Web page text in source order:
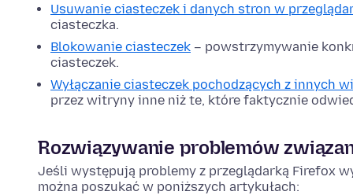
Usuwanie ciasteczek i danych stron w
ciasteczka.
Blokowanie ciasteczek – powstrzymywanie
ciasteczek.
Wyłączanie ciasteczek pochodzących z innych
przez witryny inne niż te, które faktycznie
Rozwiązywanie problemów
Jeśli występują problemy z przeglądarką Firefox
można poszukać w poniższych artykułach: